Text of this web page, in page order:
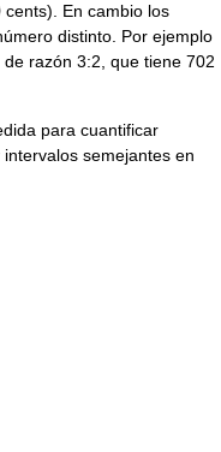
En cambio los
distinto. Por ejemplo
de razón 3:2, que tiene 702
para cuantificar
semejantes en